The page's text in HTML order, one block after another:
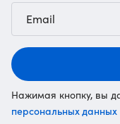
Нажимая кнопку, вы
персональных данных